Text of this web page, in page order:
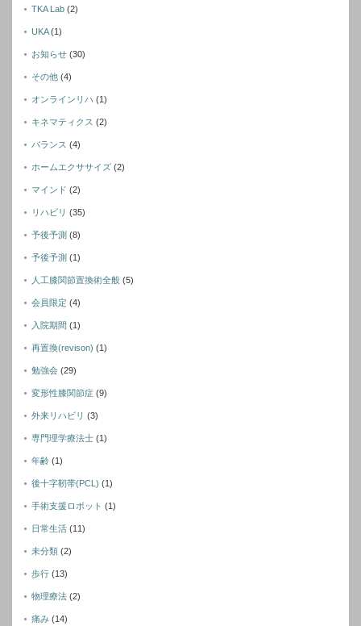
TKA Lab (2)
UKA(1)
お知らせ (30)
その他 (4)
オンラインリハ (1)
キネマティクス (2)
バランス (4)
ホームエクササイズ (2)
マインド (2)
リハビリ (35)
予後予測 (8)
予後予測 (1)
人工膝関節置換術全般 (5)
会員限定 (4)
入院期間 (1)
再置換(revison) (1)
勉強会 (29)
変形性膝関節症 (9)
外来リハビリ (3)
専門理学療法士 (1)
年齢 (1)
後十字靭帯(PCL) (1)
手術支援ロボット (1)
日常生活 (11)
未分類 (2)
歩行 (13)
物理療法 (2)
痛み (14)